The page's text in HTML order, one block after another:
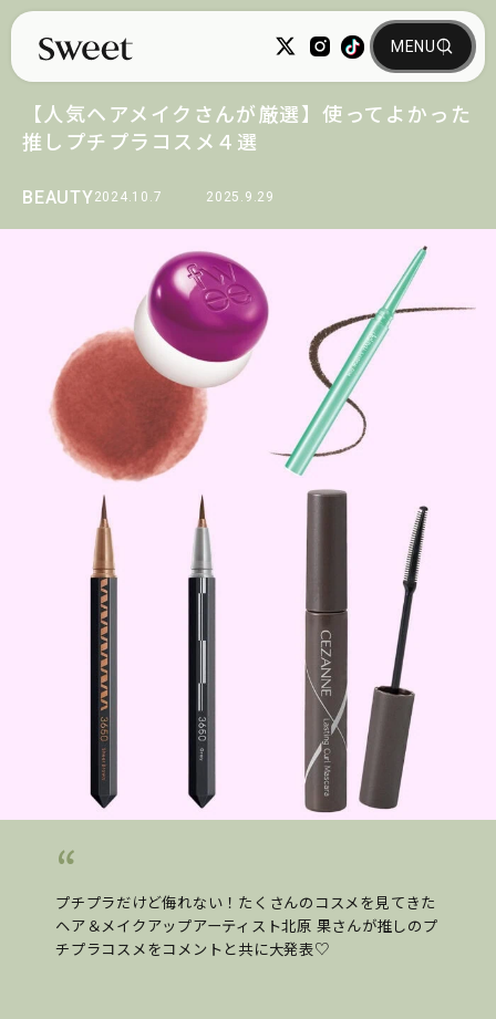
BEAUTY2024.10.7 2025.9.29
【人気ヘアメイクさんが厳選】使ってよかった
推しプチプラコスメ４選
プチプラだけど侮れない！たくさんのコスメを見てきた
ヘア＆メイクアップアーティスト北原 果さんが推しのプ
チプラコスメをコメントと共に大発表♡